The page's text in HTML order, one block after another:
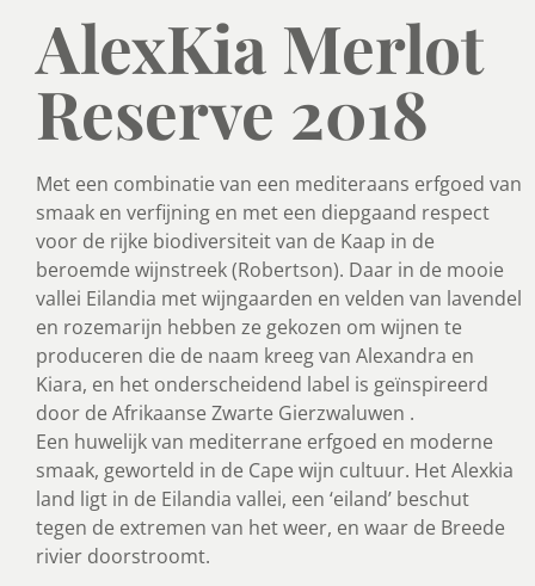
AlexKia Merlot
Reserve 2018
Met een combinatie van een mediteraans erfgoed van
smaak en verfijning en met een diepgaand respect
voor de rijke biodiversiteit van de Kaap in de
beroemde wijnstreek (Robertson). Daar in de mooie
vallei Eilandia met wijngaarden en velden van lavendel
en rozemarijn hebben ze gekozen om wijnen te
produceren die de naam kreeg van Alexandra en
Kiara, en het onderscheidend label is geïnspireerd
door de Afrikaanse Zwarte Gierzwaluwen .
Een huwelijk van mediterrane erfgoed en moderne
smaak, geworteld in de Cape wijn cultuur. Het Alexkia
land ligt in de Eilandia vallei, een ‘eiland’ beschut
tegen de extremen van het weer, en waar de Breede
rivier doorstroomt.